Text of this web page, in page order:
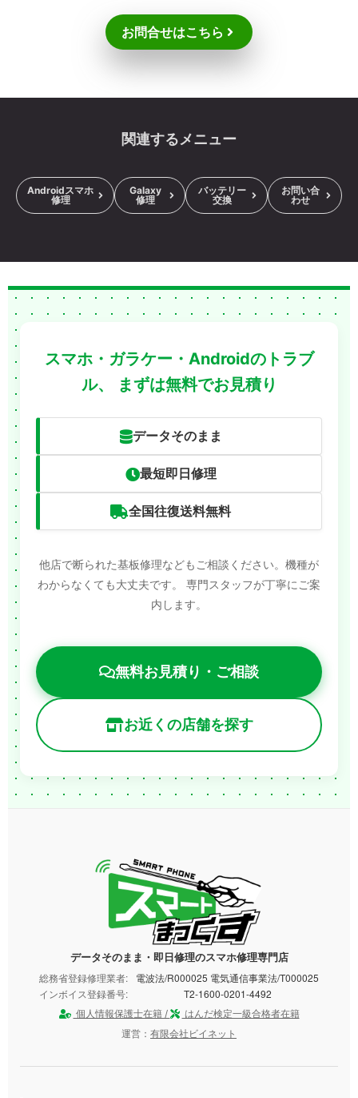
お問合せはこちら
関連するメニュー
Androidスマホ
修理
Galaxy
修理
バッテリー
交換
お問い合
わせ
スマホ・ガラケー・Androidのトラブ
ル、
まずは無料でお見積り
データそのまま
最短即日修理
全国往復送料無料
他店で断られた基板修理などもご相談ください。機種が
わからなくても大丈夫です。
専門スタッフが丁寧にご案
内します。
無料お見積り・ご相談
お近くの店舗を探す
データそのまま・即日修理のスマホ修理専門店
総務省登録修理業者:
電波法/R000025 電気通信事業法/T000025
インボイス登録番号:
T2-1600-0201-4492
個人情報保護士在籍 /
はんだ検定一級合格者在籍
運営： 有限会社ビイネット